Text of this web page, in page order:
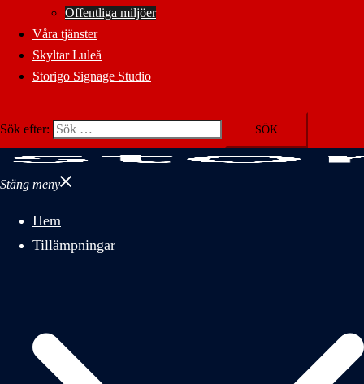
Offentliga miljöer
Våra tjänster
Skyltar Luleå
Storigo Signage Studio
Sök efter:
Stäng meny
Hem
Tillämpningar